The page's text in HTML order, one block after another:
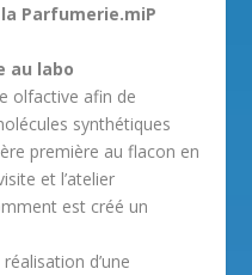
Parfumerie.miP
au labo
olfactive afin de
synthétiques
première au flacon en
et l’atelier
est créé un
d’une